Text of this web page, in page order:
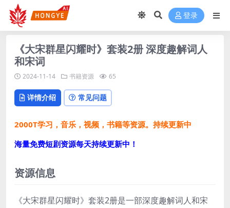
登录
《大宋群星闪耀时》套装2册 深度趣解词人
和宋词
2024-11-14 书籍资源 65
详情介绍 常见问题
2000T学习，音乐，视频，书籍等资源。持续更新中
海量免费短剧资源每天持续更新中！
资源信息
《大宋群星闪耀时》套装2册是一部深度趣解词人和宋